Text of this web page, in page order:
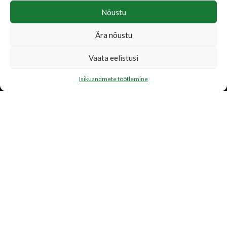
Nõustu
Ära nõustu
Vaata eelistusi
Isikuandmete töötlemine